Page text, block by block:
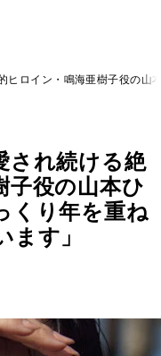
ヒロイン・鳴海亜樹子役の
され続ける絶
子役の山本ひ
くり年を重ね
ます」